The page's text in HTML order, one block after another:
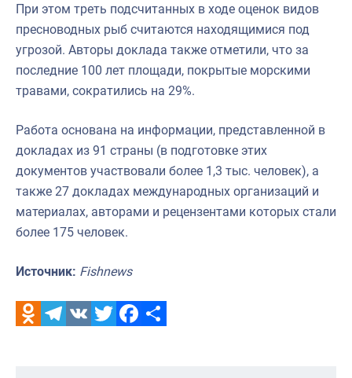
При этом треть подсчитанных в ходе оценок видов
пресноводных рыб считаются находящимися под
угрозой. Авторы доклада также отметили, что за
последние 100 лет площади, покрытые морскими
травами, сократились на 29%.
Работа основана на информации, представленной в
докладах из 91 страны (в подготовке этих
документов участвовали более 1,3 тыс. человек), а
также 27 докладах международных организаций и
материалах, авторами и рецензентами которых стали
более 175 человек.
Источник: Fishnews